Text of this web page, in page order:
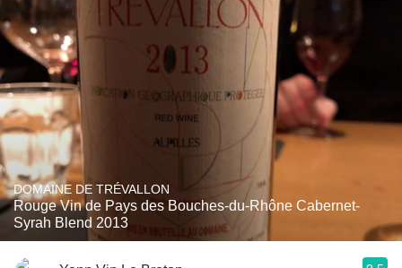
DOMAINE DE TRÉVALLON
Rouge Vin de Pays des Bouches-du-Rhône Cabernet-
Syrah Blend 2013